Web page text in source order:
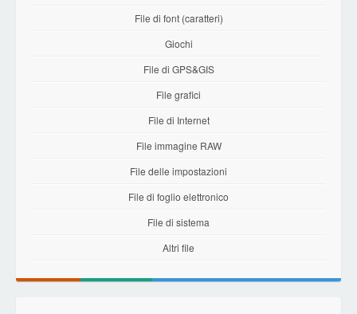
File di font (caratteri)
Giochi
File di GPS&GIS
File grafici
File di Internet
File immagine RAW
File delle impostazioni
File di foglio elettronico
File di sistema
Altri file